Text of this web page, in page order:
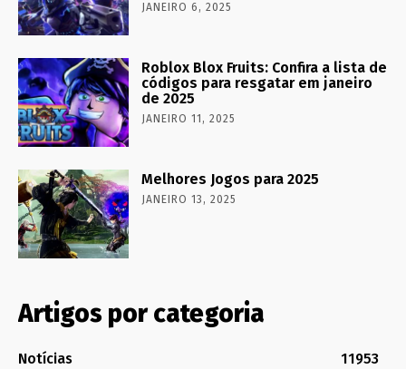
JANEIRO 6, 2025
Roblox Blox Fruits: Confira a lista de
códigos para resgatar em janeiro
de 2025
JANEIRO 11, 2025
Melhores Jogos para 2025
JANEIRO 13, 2025
Artigos por categoria
Notícias
11953